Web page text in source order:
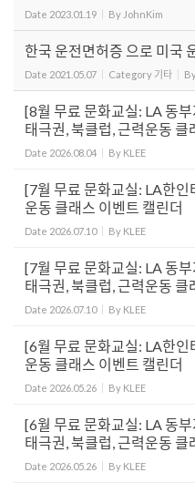
Date 2023.01.19 By JohnKim
한국 운전면허증 으로 미국
Date 2021.05.07 Category 기타
[8월 무료 문화교실: LA 동
태극권, 북클럽, 근력운동 클
Date 2026.08.04 By KLEE
[7월 무료 문화교실: LA한인
운동 클래스 이벤트 캘린더
Date 2026.07.10 By KLEE
[7월 무료 문화교실: LA 동
태극권, 북클럽, 근력운동 클
Date 2026.07.10 By KLEE
[6월 무료 문화교실: LA한인
운동 클래스 이벤트 캘린더
Date 2026.05.26 By KLEE
[6월 무료 문화교실: LA 동
태극권, 북클럽, 근력운동 클
Date 2026.05.26 By KLEE